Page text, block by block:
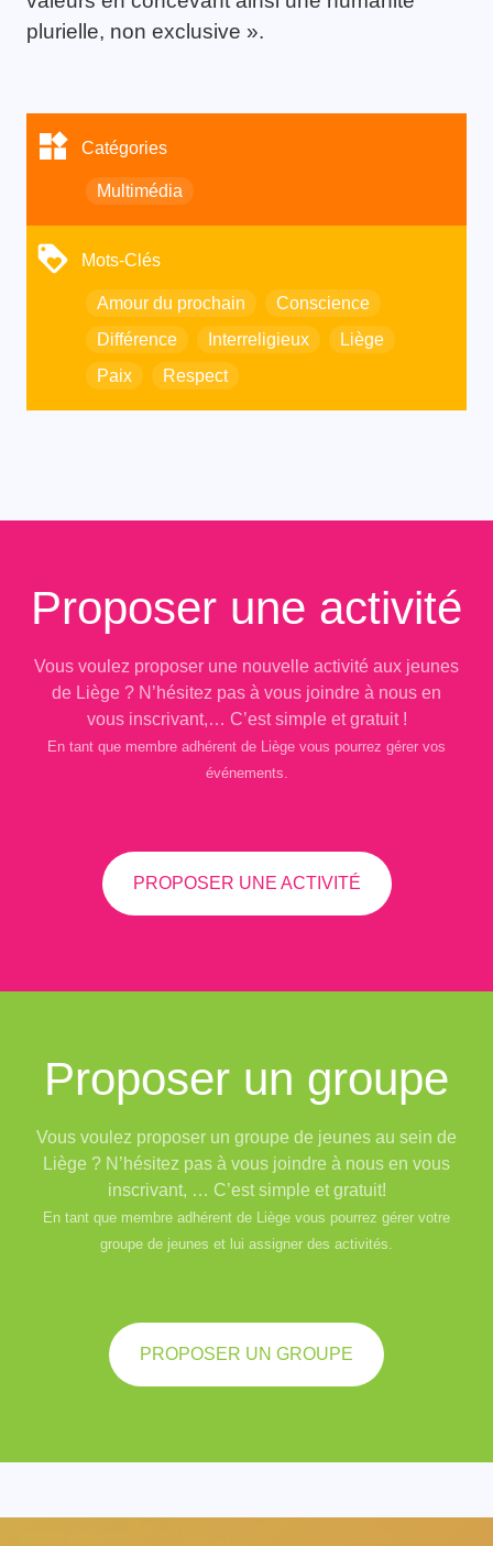
plurielle, non exclusive ».
Catégories
Multimédia
Mots-Clés
Amour du prochain
Conscience
Différence
Interreligieux
Liège
Paix
Respect
Proposer une activité
Vous voulez proposer une nouvelle activité aux jeunes
de Liège ? N’hésitez pas à vous joindre à nous en
vous inscrivant,… C’est simple et gratuit !
En tant que membre adhérent de Liège vous pourrez gérer vos
événements.
PROPOSER UNE ACTIVITÉ
Proposer un groupe
Vous voulez proposer un groupe de jeunes au sein de
Liège ? N’hésitez pas à vous joindre à nous en vous
inscrivant, … C’est simple et gratuit!
En tant que membre adhérent de Liège vous pourrez gérer votre
groupe de jeunes et lui assigner des activités.
PROPOSER UN GROUPE